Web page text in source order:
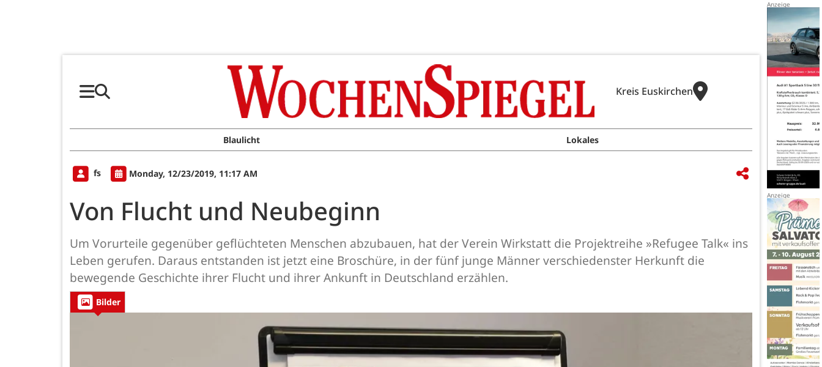
Kreis Euskirchen
Blaulicht Lokales
fs Monday, 12/23/2019, 11:17 AM
Von Flucht und Neubeginn
Um Vorurteile gegenüber geflüchteten Menschen abzubauen, hat der Verein Wirkstatt die Projektreihe »Refugee Talk« ins
Leben gerufen. Daraus entstanden ist jetzt eine Broschüre, in der fünf junge Männer verschiedenster Herkunft die
bewegende Geschichte ihrer Flucht und ihrer Ankunft in Deutschland erzählen.
Bilder